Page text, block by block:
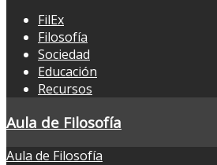
FilEx
Filosofía
Sociedad
Educación
Recursos
Aula de Filosofía
Aula de Filosofía